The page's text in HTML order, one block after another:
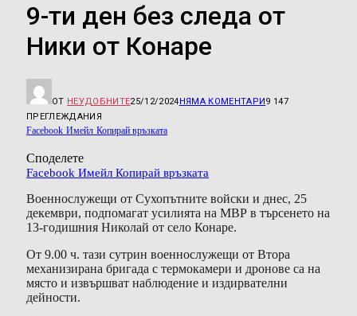
9-ти ден без следа от
Ники от Конаре
ОТ НЕУДОБНИТЕ25/12/2024НЯМА КОМЕНТАРИ9 147
ПРЕГЛЕЖДАНИЯ
Facebook Имейл Копирай връзката
Споделете
Facebook Имейл Копирай връзката
Военнослужещи от Сухопътните войски и днес, 25
декември, подпомагат усилията на МВР в търсенето на
13-годишния Николай от село Конаре.
От 9.00 ч. тази сутрин военнослужещи от Втора
механизирана бригада с термокамери и дронове са на
място и извършват наблюдение и издирвателни
дейности.